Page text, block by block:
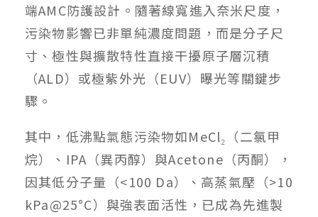
端AMC防護設計。隨著線寬進入奈米尺度，
污染物影響已非單純濃度問題，而是分子尺
寸、極性與擴散特性直接干擾原子層沉積
（ALD）或極紫外光（EUV）曝光等關鍵步
驟。
其中，低沸點氣態污染物如MeCl₂（二氯甲
烷）、IPA（異丙醇）與Acetone（丙酮），
因其低分子量（<100 Da）、高蒸氣壓（>10
kPa@25°C）與強表面活性，已成為先進製